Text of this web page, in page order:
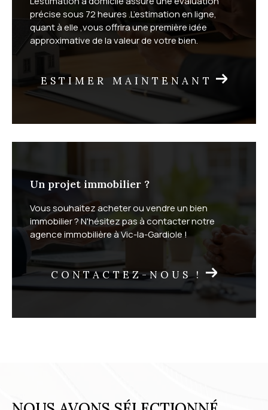
précise sous 72 heures .L’estimation en ligne,
quant à elle ,vous offrira une première idée
approximative de la valeur de votre bien.
ESTIMER MAINTENANT
Un projet immobilier ?
Vous souhaitez acheter ou vendre un bien
immobilier ? N'hésitez pas à contacter notre
agence immobilière à Vic-la-Gardiole !
CONTACTEZ-NOUS !